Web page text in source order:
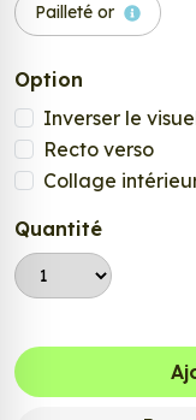
Pailleté or
Option
Inverser le
Recto verso
Collage
Quantité